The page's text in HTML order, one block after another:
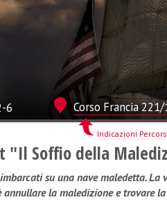
6
Indicazioni
Corso Francia
"Il Soffio della
su una nave maledetta.
annullare la maledizione e trovare